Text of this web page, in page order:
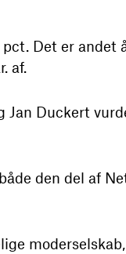
pct. Det er
af.
Duckert
den del af